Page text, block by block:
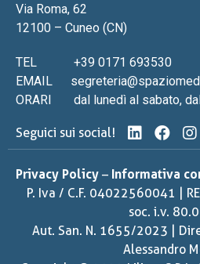
Via Roma, 62
12100 – Cuneo (CN)
TEL
+39 0171 693530
EMAIL
ORARI
dal lunedì al sabato,
Seguici sui social!
Privacy Policy – Informativa
P. Iva / C.F. 04022560041 |
soc. i.v.
Aut. San. N. 1655/2023 |
Alessandro